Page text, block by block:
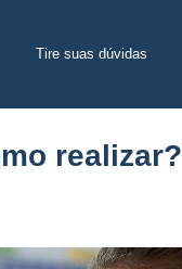
Tire suas dúvidas
realizar?